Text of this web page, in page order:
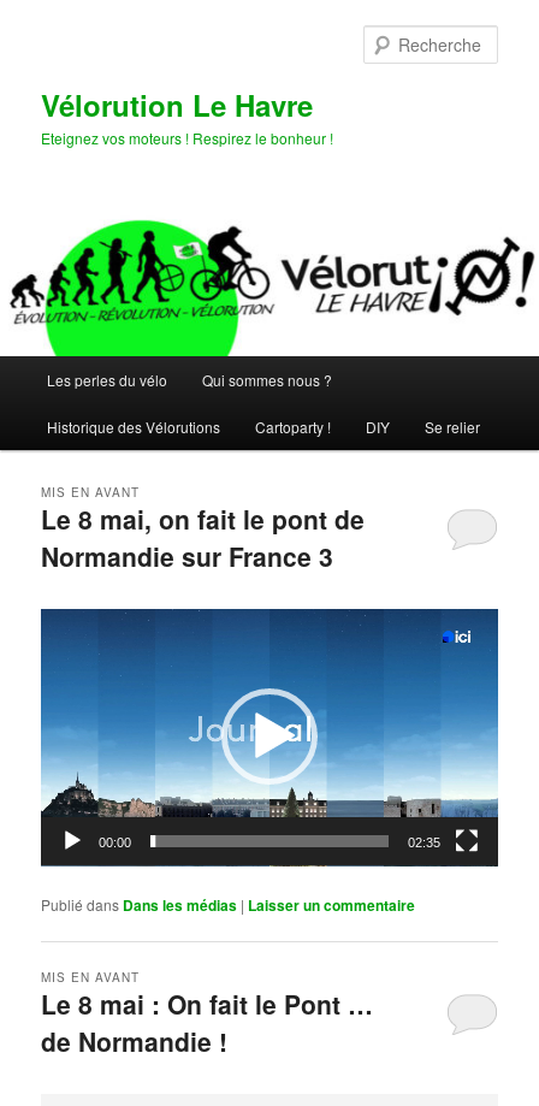
Vélorution Le Havre
Eteignez vos moteurs ! Respirez le bonheur !
principal
Les perles du vélo Qui sommes nous ?
Historique des Vélorutions Cartoparty ! DIY Se relier
Le 8 mai, on fait le pont de
Normandie sur France 3
MIS EN AVANT
00:00 02:35
Publié dans Dans les médias | Laisser un commentaire
Le 8 mai : On fait le Pont …
de Normandie !
MIS EN AVANT